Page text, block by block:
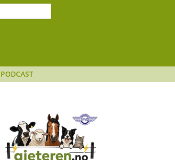
PODCAST